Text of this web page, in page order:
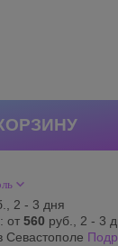
2 - 3 дня
от 560 руб., 2 - 3
Севастополе